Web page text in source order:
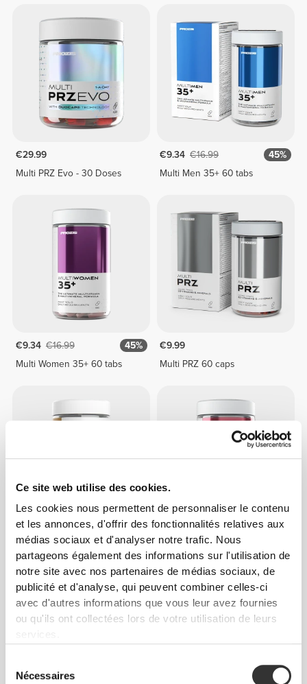
Ce site web utilise des cookies.
Les cookies nous permettent de personnaliser le contenu
et les annonces, d'offrir des fonctionnalités relatives aux
médias sociaux et d'analyser notre trafic. Nous
partageons également des informations sur l'utilisation de
notre site avec nos partenaires de médias sociaux, de
publicité et d'analyse, qui peuvent combiner celles-ci
avec d'autres informations que vous leur avez fournies
ou qu'ils ont collectées lors de votre utilisation de leurs
services.
Nécessaires
€29.99
Multi PRZ Evo - 30 Doses
€9.34 €16.99
45%
Multi Men 35+ 60 tabs
€9.34 €16.99
45%
Multi Women 35+ 60 tabs
€9.99
Multi PRZ 60 caps
€9.99
B Complex 90 tabs
€7.69 €13.99
Multi Women 18+ 60 tabs